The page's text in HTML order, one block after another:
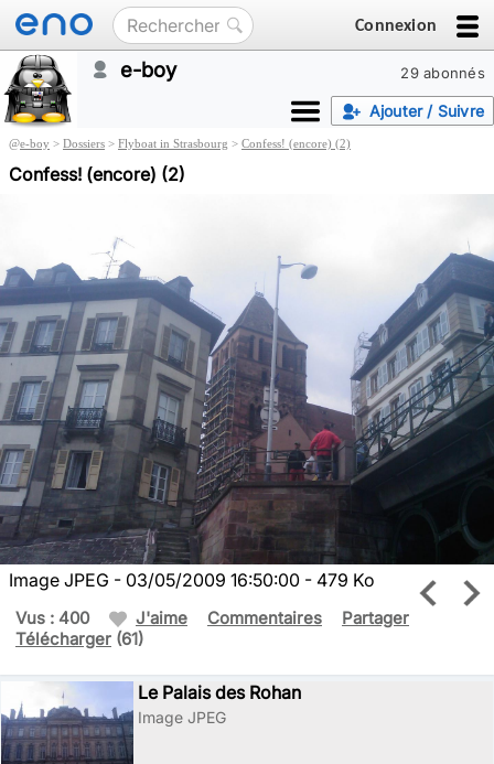
Connexion
29 abonnés
e-boy
Ajouter / Suivre
@e-boy > Dossiers > Flyboat in Strasbourg > Confess! (encore) (2)
Confess! (encore) (2)
Image JPEG - 03/05/2009 16:50:00 - 479 Ko
Vus : 400 J'aime Commentaires
Partager
Télécharger (61)
Le Palais des Rohan
Image JPEG